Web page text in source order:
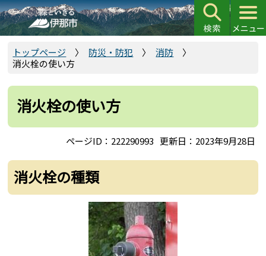
こ
の
ペ
で
トップページ 防災・防犯
消防
消火栓の使い方
消火栓の使い方
ページID：222290993 更新日：2023年9月28日
消火栓の種類